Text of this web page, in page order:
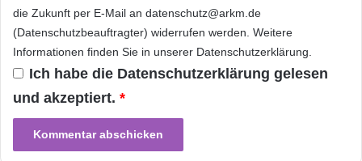
Leistung liefert. — Die MediaTek MT5396-
Serie, die als Drehscheibe des vernetzten
Heims
dient – es handelt sich um eine innovative
4K2K 120Hz und Smart/3D TV
die Zukunft per E-Mail an datenschutz@arkm.de
(Datenschutzbeauftragter) widerrufen werden. Weitere
Informationen finden Sie in unserer Datenschutzerklärung
Ich habe die Datenschutzerklärung gelesen
und akzeptiert. *